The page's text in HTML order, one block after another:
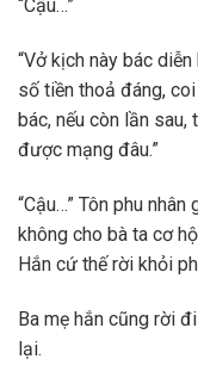
“Cậu…”
“Vở kịch này bác
số tiền thoả đáng,
bác, nếu còn lần
được mạng đâu.”
“Cậu…” Tôn phu
không cho bà ta cơ
Hắn cứ thế rời khỏi
Ba mẹ hắn cũng rời
lại.